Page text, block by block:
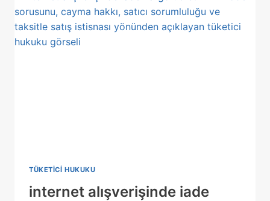
TÜKETICI HUKUKU
internet alışverişinde iade